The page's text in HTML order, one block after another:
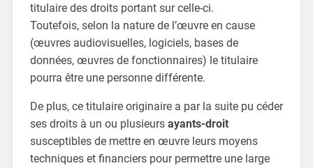
titulaire des droits portant sur celle-ci.
Toutefois, selon la nature de l’œuvre en cause
(œuvres audiovisuelles, logiciels, bases de
données, œuvres de fonctionnaires) le titulaire
pourra être une personne différente.
De plus, ce titulaire originaire a par la suite pu céder
ses droits à un ou plusieurs ayants-droit
susceptibles de mettre en œuvre leurs moyens
techniques et financiers pour permettre une large